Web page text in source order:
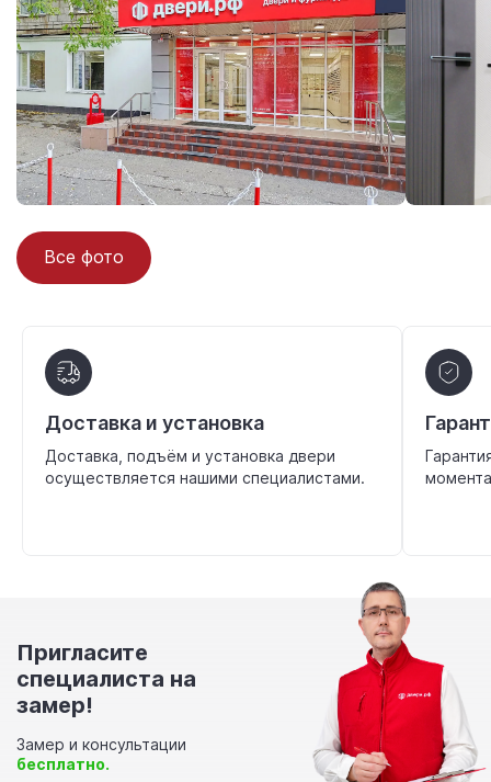
Все фото
Доставка и установка
Доставка, подъём и установка двери
осуществляется нашими специалистами.
Пригласите
специалиста на
замер!
Замер и консультации
бесплатно.